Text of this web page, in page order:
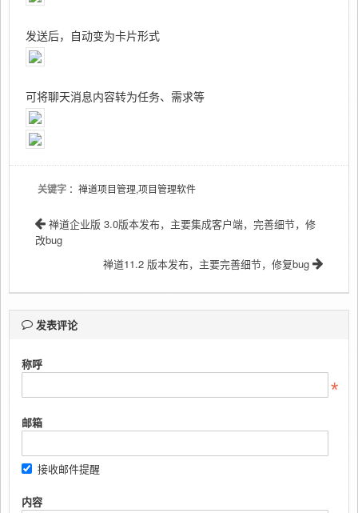
发送后，自动变为卡片形式
可将聊天消息内容转为任务、需求等
关键字 ：禅道项目管理,项目管理软件
禅道企业版 3.0版本发布，主要集成客户端，完善细节，修
改bug
禅道11.2 版本发布，主要完善细节，修复bug
发表评论
称呼
邮箱
接收邮件提醒
内容